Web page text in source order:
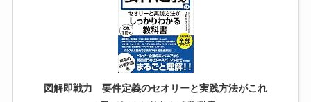
図解即戦力 要件定義のセオリーと実践方法がこれ